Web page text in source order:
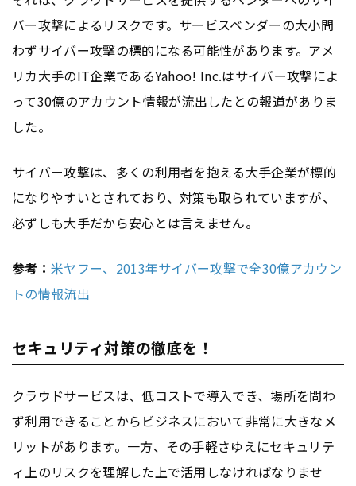
バー攻撃によるリスクです。サービスベンダーの大小問
わずサイバー攻撃の標的になる可能性があります。アメ
リカ大手のIT企業であるYahoo! Inc.はサイバー攻撃によ
って30億のアカウント情報が流出したとの報道がありま
した。
サイバー攻撃は、多くの利用者を抱える大手企業が標的
になりやすいとされており、対策も取られていますが、
必ずしも大手だから安心とは言えません。
参考： 米ヤフー、2013年サイバー攻撃で全30億アカウン
トの情報流出
セキュリティ対策の徹底を！
クラウドサービスは、低コストで導入でき、場所を問わ
ず利用できることからビジネスにおいて非常に大きなメ
リットがあります。一方、その手軽さゆえにセキュリテ
ィ上のリスクを理解した上で活用しなければなりませ